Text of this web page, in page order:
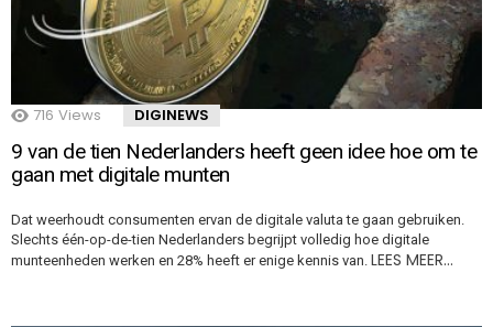
716 Views DIGINEWS
9 van de tien Nederlanders heeft geen idee hoe om te
gaan met digitale munten
Dat weerhoudt consumenten ervan de digitale valuta te gaan gebruiken.
Slechts één-op-de-tien Nederlanders begrijpt volledig hoe digitale
munteenheden werken en 28% heeft er enige kennis van. LEES MEER…